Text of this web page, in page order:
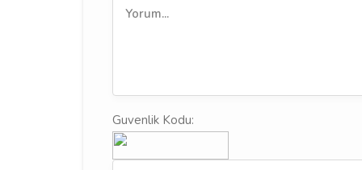
Guvenlik Kodu: